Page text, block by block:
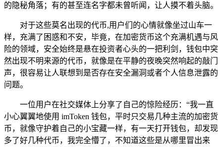
的隐秘角落；有的甚至连名字都未曾听闻，让人摸不着头脑。
对于这些莫名出现的代币,用户们的心情就像坐过山车一
样，充满了困惑和不安，毕竟，在加密货币这个充满机遇与风
险的领域，安全始终是悬在投资者心头的一把利剑，钱包中突
然出现不明来源的代币，就像是在平静的夜晚突然响起的敲门
声，很容易让人联想到是否存在安全漏洞或者个人信息泄露的
问题。
一位用户在社交媒体上分享了自己的惊险经历：“我一直
小心翼翼地使用 imToken 钱包，平时只交易几种主流的加密货
币，就像守护着自己的小宝藏一样，有一天打开钱包，却发现
多了好几种代币，我完全懵了，不知道这些是从哪里冒出来